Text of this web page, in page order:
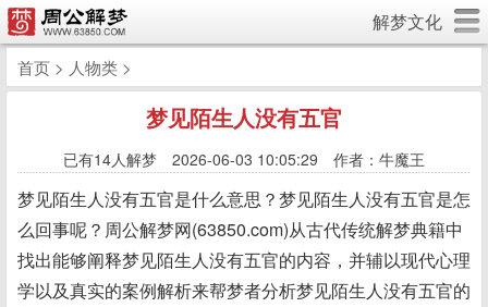
解梦文化
首页 > 人物类 >
梦见陌生人没有五官
已有14人解梦 2026-06-03 10:05:29 作者：牛魔王
梦见陌生人没有五官是什么意思？梦见陌生人没有五官是怎
么回事呢？周公解梦网(63850.com)从古代传统解梦典籍中
找出能够阐释梦见陌生人没有五官的内容，并辅以现代心理
学以及真实的案例解析来帮梦者分析梦见陌生人没有五官的